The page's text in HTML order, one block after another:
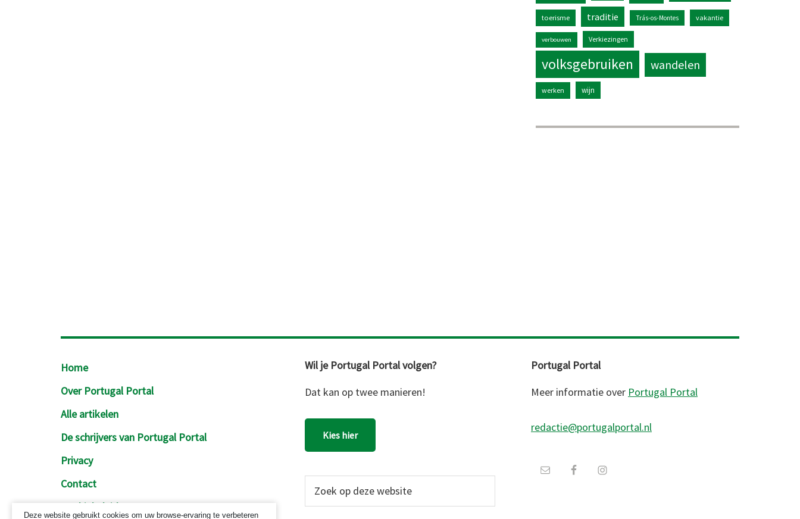
toerisme traditie Trás-os-Montes vakantie
verbouwen Verkiezingen
volksgebruiken wandelen
werken wijn
Footer
Home
Over Portugal Portal
Alle artikelen
De schrijvers van Portugal Portal
Privacy
Contact
Cookiebeleid
Wil je Portugal Portal volgen?
Dat kan op twee manieren!
Kies hier
Portugal Portal
Meer informatie over Portugal Portal
redactie@portugalportal.nl
Deze website gebruikt cookies om uw browse-ervaring te verbeteren